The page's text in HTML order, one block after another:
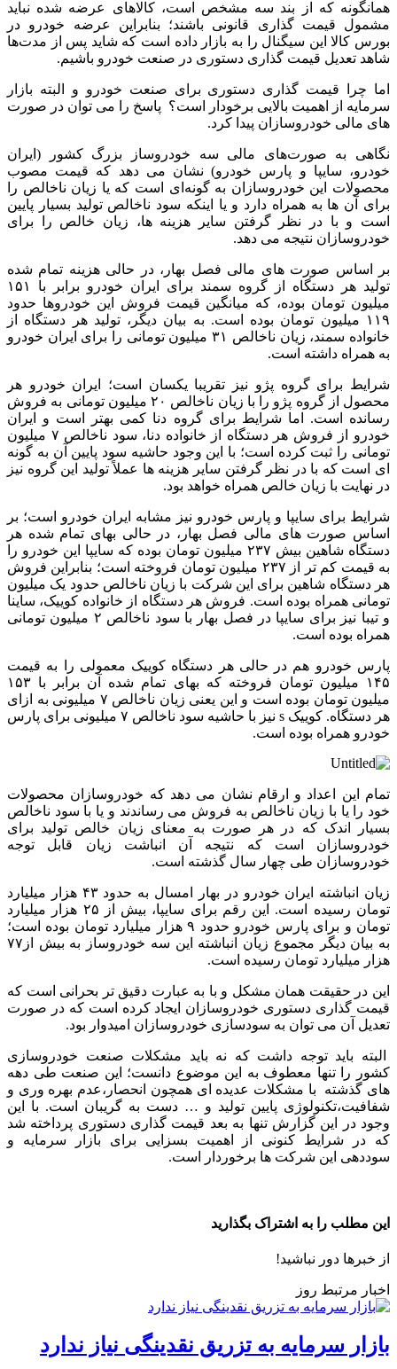
همانگونه که از بند سه مشخص است،‌ کالاهای عرضه شده نباید
مشمول قیمت گذاری قانونی باشند؛ بنابراین عرضه خودرو در
بورس کالا این سیگنال را به بازار داده است که شاید پس از مدت‌ها
شاهد تعدیل قیمت گذاری دستوری در صنعت خودرو باشیم.
اما چرا قیمت گذاری دستوری برای صنعت خودرو و البته بازار
سرمایه از اهمیت بالایی برخودار است؟ پاسخ را می توان در صورت
های مالی خودروسازان پیدا کرد.
نگاهی به صورت‌های مالی سه خودروساز بزرگ کشور (ایران
خودرو، سایپا و پارس خودرو)‌ نشان می دهد که قیمت مصوب
محصولات این خودروسازان به گونه‌ای است که یا زیان ناخالص را
برای آن ها به همراه دارد و یا اینکه سود ناخالص تولید بسیار پایین
است و با در نظر گرفتن سایر هزینه ها، زیان خالص را برای
خودروسازان نتیجه می دهد.
بر اساس صورت های مالی فصل بهار، در حالی هزینه تمام شده
تولید هر دستگاه از گروه سمند برای ایران خودرو برابر با ۱۵۱
میلیون تومان بوده، ‌که میانگین قیمت فروش این خودروها حدود
۱۱۹ میلیون تومان بوده است. به بیان دیگر، تولید هر دستگاه از
خانواده سمند،‌ زیان ناخالص ۳۱ میلیون تومانی را برای ایران خودرو
به همراه داشته است.
شرایط برای گروه پژو نیز تقریبا یکسان است؛ ایران خودرو هر
محصول از گروه پژو را با زیان ناخالص ۲۰ میلیون تومانی به فروش
رسانده است. اما شرایط برای گروه دنا کمی‌ بهتر است و ایران
خودرو از فروش هر دستگاه از خانواده دنا، سود ناخالص ۷ میلیون
تومانی را ثبت کرده است؛ با این وجود حاشیه سود پایین آن به گونه
ای است که با در نظر گرفتن سایر هزینه ها عملاً تولید این گروه نیز
در نهایت با زیان خالص همراه خواهد بود.
شرایط برای سایپا و پارس خودرو نیز مشابه ایران خودرو است؛ بر
اساس صورت های مالی فصل بهار،‌ در حالی بهای تمام شده هر
دستگاه شاهین بیش ۲۳۷ میلیون تومان بوده که سایپا این خودرو را
به قیمت کم تر از ۲۳۷ میلیون تومان فروخته است؛ بنابراین فروش
هر دستگاه شاهین برای این شرکت با زیان ناخالص حدود یک میلیون
تومانی همراه بوده است. فروش هر دستگاه از خانواده کوییک، ساینا
و تیبا نیز برای سایپا در فصل بهار با سود ناخالص ۲ میلیون تومانی
همراه بوده است.
پارس خودرو هم در حالی هر دستگاه کوییک معمولی را به قیمت
۱۴۵ میلیون تومان فروخته که بهای تمام شده آن برابر با ۱۵۳
میلیون تومان بوده است و این یعنی زیان ناخالص ۷ میلیونی به ازای
هر دستگاه. کوییک s نیز با حاشیه سود ناخالص ۷ میلیونی برای پارس
خودرو همراه بوده است.
تمام این اعداد و ارقام نشان می دهد که خودروسازان محصولات
خود را یا با زیان ناخالص به فروش می رساندند و یا با سود ناخالص
بسیار اندک که در هر صورت به معنای زیان خالص تولید برای
خودروسازان است که نتیجه آن انباشت زیان قابل توجه
خودروسازان طی چهار سال گذشته است.
زیان انباشته ایران خودرو در بهار امسال به حدود ۴۳ هزار میلیارد
تومان رسیده است. این رقم برای سایپا، بیش از ۲۵ هزار میلیارد
تومان و برای پارس خودرو حدود ۹ هزار میلیارد تومان بوده است؛
به بیان دیگر مجموع زیان انباشته این سه خودروساز به بیش از۷۷
هزار میلیارد تومان رسیده است.
این در حقیقت همان مشکل و با به عبارت دقیق تر بحرانی است که
قیمت گذاری دستوری خودروسازان ایجاد کرده است که در صورت
تعدیل آن می توان به سودسازی خودروسازان امیدوار بود.
البته باید توجه داشت که نه باید مشکلات صنعت خودروسازی
کشور را تنها معطوف به این موضوع دانست؛ این صنعت طی دهه
های گذشته با مشکلات عدیده ای همچون انحصار،‌عدم بهره وری و
شفافیت،‌تکنولوژی پایین تولید و … دست به گریبان است. با این
وجود در این گزارش تنها به بعد قیمت گذاری دستوری پرداخته شد
که در شرایط کنونی از اهمیت بسزایی برای بازار سرمایه و
سوددهی این شرکت ها برخوردار است.
این مطلب را به اشتراک بگذارید
از خبرها دور نباشید!
اخبار مرتبط روز
بازار سرمایه به تزریق نقدینگی نیاز ندارد